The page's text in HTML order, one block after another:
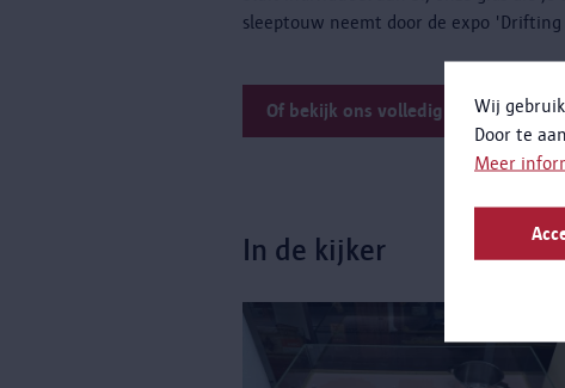
Wij
Door te
Meer
sleeptouw neemt door de expo 'Drifting
Of bekijk ons volledig aanbod
In de kijker